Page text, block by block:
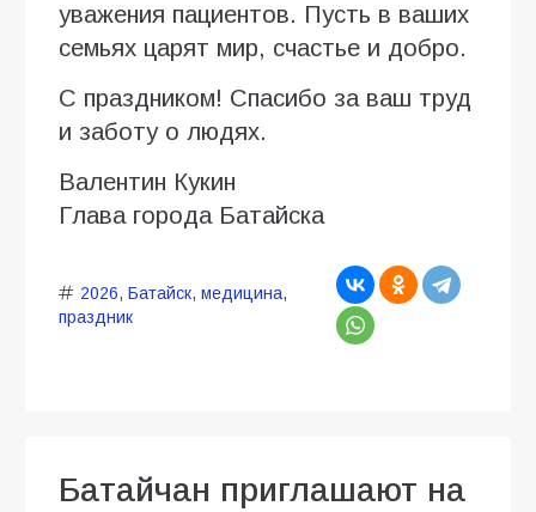
уважения пациентов. Пусть в ваших
семьях царят мир, счастье и добро.
С праздником! Спасибо за ваш труд
и заботу о людях.
Валентин Кукин
Глава города Батайска
2026, Батайск, медицина,
праздник
Батайчан приглашают на